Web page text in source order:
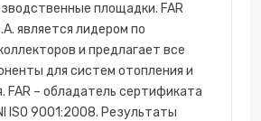
площадки. FAR
является лидером по
и предлагает все
для систем отопления и
FAR – обладатель сертификата
ISO 9001:2008. Результаты